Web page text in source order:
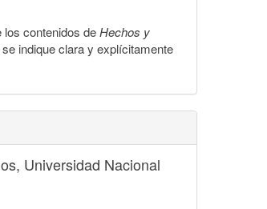
contenidos deHechos y
indique clara y explícitamente
Universidad Nacional